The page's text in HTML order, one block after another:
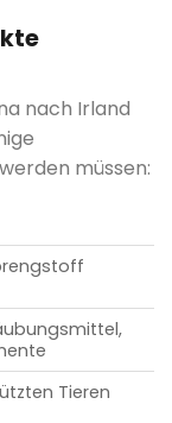
nach Irland
müssen:
Tieren